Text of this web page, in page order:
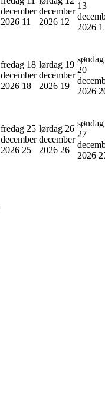
december
2026 11
december
2026 12
13
2026
fredag 18
december
2026 18
lørdag 19
december
2026 19
søndag
20
2026
fredag 25
december
2026 25
lørdag 26
december
2026 26
søndag
27
2026